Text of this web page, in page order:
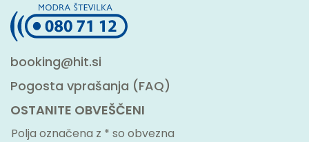
booking@hit.si
Pogosta vprašanja (FAQ)
OSTANITE OBVEŠČENI
Polja označena z * so obvezna